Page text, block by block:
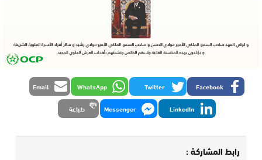
Facebook
Twitter
WhatsApp
Email
LinkedIn
Messenger طباعة
رابط المشاركة :